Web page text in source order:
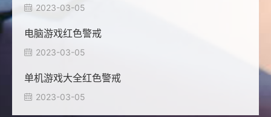
 2023-03-05
电脑游戏红色警戒
 2023-03-05
单机游戏大全红色警戒
 2023-03-05